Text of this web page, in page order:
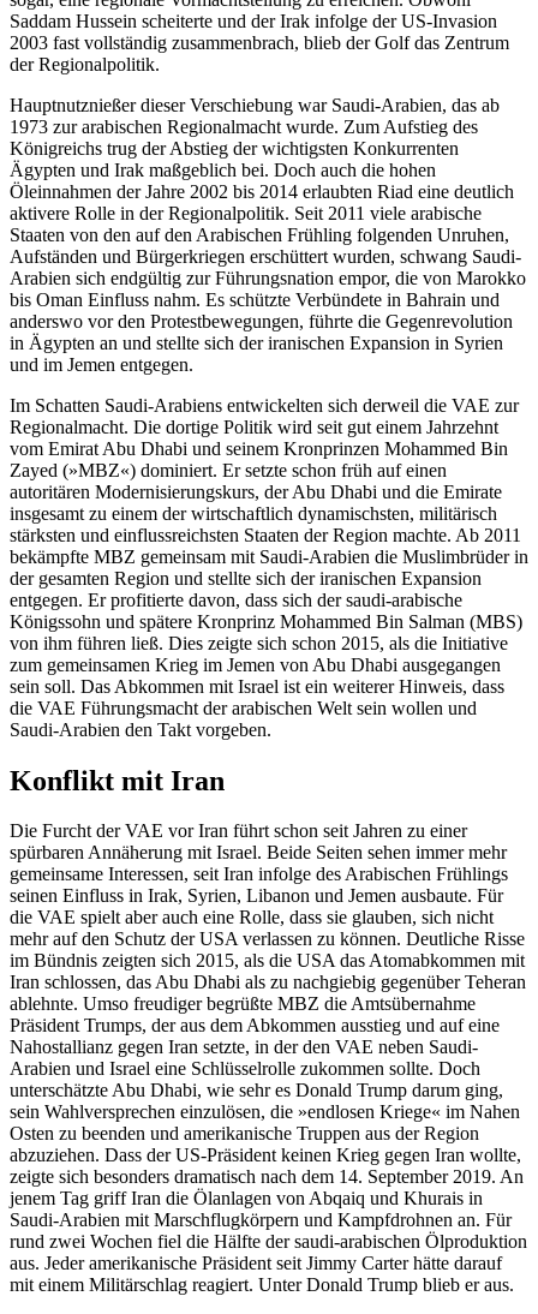
Saddam Hussein scheiterte und der Irak infolge der US-Invasion
2003 fast vollständig zusammenbrach, blieb der Golf das Zentrum
der Regionalpolitik.
Hauptnutznießer dieser Verschiebung war Saudi-Arabien, das ab
1973 zur arabischen Regionalmacht wurde. Zum Aufstieg des
Königreichs trug der Abstieg der wichtigsten Konkurrenten
Ägypten und Irak maßgeblich bei. Doch auch die hohen
Öleinnahmen der Jahre 2002 bis 2014 erlaubten Riad eine deutlich
aktivere Rolle in der Regionalpolitik. Seit 2011 viele arabische
Staaten von den auf den Arabischen Frühling folgenden Unruhen,
Aufständen und Bürgerkriegen erschüttert wurden, schwang Saudi-
Arabien sich endgültig zur Führungsnation empor, die von Marokko
bis Oman Einfluss nahm. Es schützte Verbündete in Bahrain und
anderswo vor den Protestbewegungen, führte die Gegenrevolution
in Ägypten an und stellte sich der iranischen Expansion in Syrien
und im Jemen entgegen.
Im Schatten Saudi-Arabiens entwickelten sich derweil die VAE zur
Regionalmacht. Die dortige Politik wird seit gut einem Jahrzehnt
vom Emirat Abu Dhabi und seinem Kronprinzen Mohammed Bin
Zayed (»MBZ«) dominiert. Er setzte schon früh auf einen
autoritären Modernisierungskurs, der Abu Dhabi und die Emirate
insgesamt zu einem der wirtschaftlich dynamischsten, militärisch
stärksten und einflussreichsten Staaten der Region machte. Ab 2011
bekämpfte MBZ gemeinsam mit Saudi-Arabien die Muslimbrüder in
der gesamten Region und stellte sich der iranischen Expansion
entgegen. Er profitierte davon, dass sich der saudi-arabische
Königssohn und spätere Kronprinz Mohammed Bin Salman (MBS)
von ihm führen ließ. Dies zeigte sich schon 2015, als die Initiative
zum gemeinsamen Krieg im Jemen von Abu Dhabi ausgegangen
sein soll. Das Abkommen mit Israel ist ein weiterer Hinweis, dass
die VAE Führungsmacht der arabischen Welt sein wollen und
Saudi-Arabien den Takt vorgeben.
Konflikt mit Iran
Die Furcht der VAE vor Iran führt schon seit Jahren zu einer
spürbaren Annäherung mit Israel. Beide Seiten sehen immer mehr
gemeinsame Interessen, seit Iran infolge des Arabischen Frühlings
seinen Einfluss in Irak, Syrien, Libanon und Jemen ausbaute. Für
die VAE spielt aber auch eine Rolle, dass sie glauben, sich nicht
mehr auf den Schutz der USA verlassen zu können. Deutliche Risse
im Bündnis zeigten sich 2015, als die USA das Atomabkommen mit
Iran schlossen, das Abu Dhabi als zu nachgiebig gegenüber Teheran
ablehnte. Umso freudiger begrüßte MBZ die Amtsübernahme
Präsident Trumps, der aus dem Abkommen ausstieg und auf eine
Nahostallianz gegen Iran setzte, in der den VAE neben Saudi-
Arabien und Israel eine Schlüsselrolle zukommen sollte. Doch
unterschätzte Abu Dhabi, wie sehr es Donald Trump darum ging,
sein Wahlversprechen einzulösen, die »endlosen Kriege« im Nahen
Osten zu beenden und amerikanische Truppen aus der Region
abzuziehen. Dass der US-Präsident keinen Krieg gegen Iran wollte,
zeigte sich besonders dramatisch nach dem 14. September 2019. An
jenem Tag griff Iran die Ölanlagen von Abqaiq und Khurais in
Saudi-Arabien mit Marschflugkörpern und Kampfdrohnen an. Für
rund zwei Wochen fiel die Hälfte der saudi-arabischen Ölproduktion
aus. Jeder amerikanische Präsident seit Jimmy Carter hätte darauf
mit einem Militärschlag reagiert. Unter Donald Trump blieb er aus.